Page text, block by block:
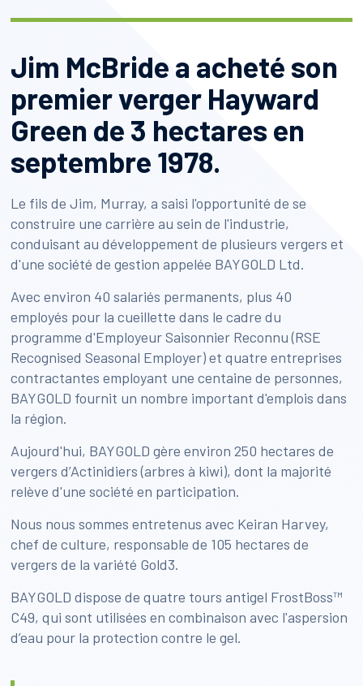
Jim McBride a acheté son
premier verger Hayward
Green de 3 hectares en
septembre 1978.
Le fils de Jim, Murray, a saisi l'opportunité de se
construire une carrière au sein de l'industrie,
conduisant au développement de plusieurs vergers et
d'une société de gestion appelée BAYGOLD Ltd.
Avec environ 40 salariés permanents, plus 40
employés pour la cueillette dans le cadre du
programme d'Employeur Saisonnier Reconnu (RSE
Recognised Seasonal Employer) et quatre entreprises
contractantes employant une centaine de personnes,
BAYGOLD fournit un nombre important d'emplois dans
la région.
Aujourd'hui, BAYGOLD gère environ 250 hectares de
vergers d’Actinidiers (arbres à kiwi), dont la majorité
relève d'une société en participation.
Nous nous sommes entretenus avec Keiran Harvey,
chef de culture, responsable de 105 hectares de
vergers de la variété Gold3.
BAYGOLD dispose de quatre tours antigel FrostBoss™
C49, qui sont utilisées en combinaison avec l'aspersion
d’eau pour la protection contre le gel.